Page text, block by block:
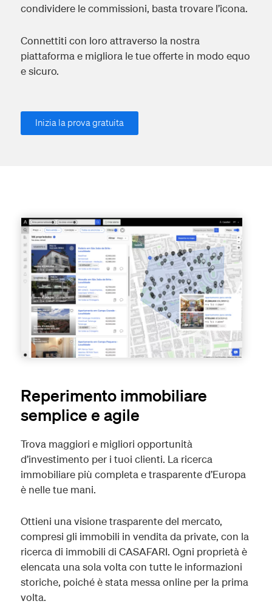
condividere le commissioni, basta trovare l’icona.
Connettiti con loro attraverso la nostra
piattaforma e migliora le tue offerte in modo equo
e sicuro.
Inizia la prova gratuita
Reperimento immobiliare
semplice e agile
Trova maggiori e migliori opportunità
d’investimento per i tuoi clienti. La ricerca
immobiliare più completa e trasparente d’Europa
è nelle tue mani.
Ottieni una visione trasparente del mercato,
compresi gli immobili in vendita da private, con la
ricerca di immobili di CASAFARI. Ogni proprietà è
elencata una sola volta con tutte le informazioni
storiche, poiché è stata messa online per la prima
volta.